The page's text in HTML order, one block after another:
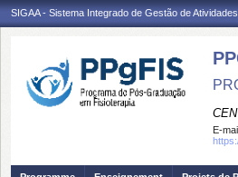
SIGAA - Sistema Integrado de Gestão de
E-